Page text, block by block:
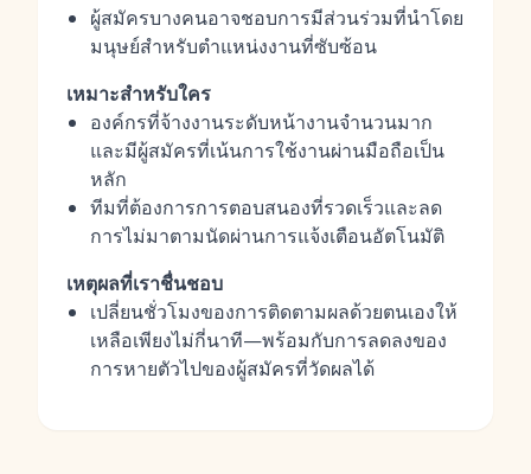
ผู้สมัครบางคนอาจชอบการมีส่วนร่วมที่นำโดย
มนุษย์สำหรับตำแหน่งงานที่ซับซ้อน
เหมาะสำหรับใคร
องค์กรที่จ้างงานระดับหน้างานจำนวนมาก
และมีผู้สมัครที่เน้นการใช้งานผ่านมือถือเป็น
หลัก
ทีมที่ต้องการการตอบสนองที่รวดเร็วและลด
การไม่มาตามนัดผ่านการแจ้งเตือนอัตโนมัติ
เหตุผลที่เราชื่นชอบ
เปลี่ยนชั่วโมงของการติดตามผลด้วยตนเองให้
เหลือเพียงไม่กี่นาที—พร้อมกับการลดลงของ
การหายตัวไปของผู้สมัครที่วัดผลได้